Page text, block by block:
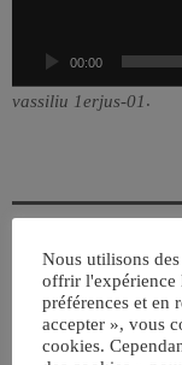
a
o
00:00
vassiliu 1erjus-01.
ÉCRIT PAR:JEAN-
Nous utilisons
offrir l'expérience
préférences et en
accepter », vous
cookies.